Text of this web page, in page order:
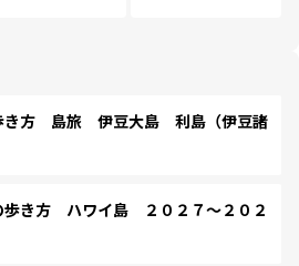
き方 島旅 伊豆大島 利島（伊豆諸
き方 ハワイ島 ２０２７～２０２